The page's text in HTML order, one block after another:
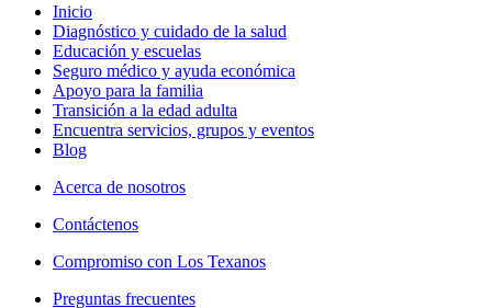
Inicio
Diagnóstico y cuidado de la salud
Educación y escuelas
Seguro médico y ayuda económica
Apoyo para la familia
Transición a la edad adulta
Encuentra servicios, grupos y eventos
Blog
Acerca de nosotros
Contáctenos
Compromiso con Los Texanos
Preguntas frecuentes